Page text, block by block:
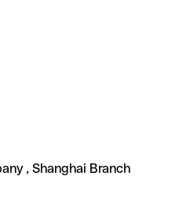
, Shanghai Branch